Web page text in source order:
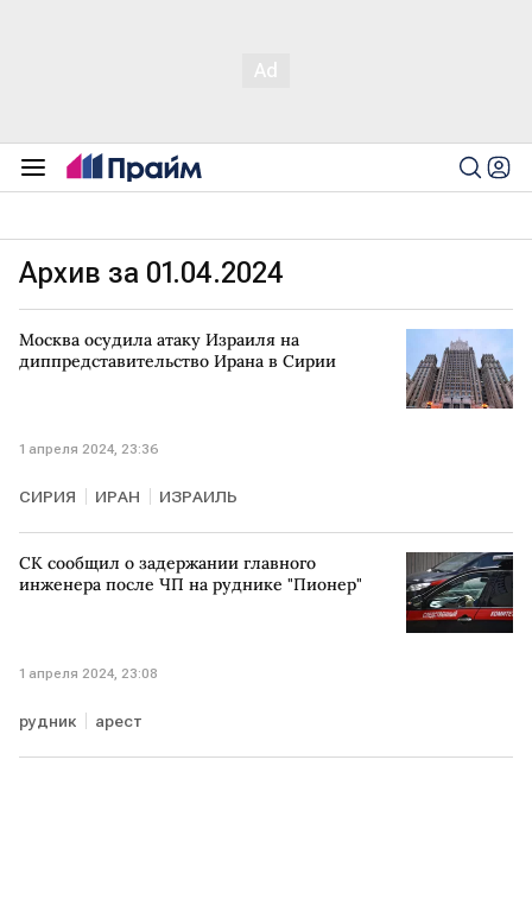
Архив за 01.04.2024
Москва осудила атаку Израиля на
диппредставительство Ирана в Сирии
1 апреля 2024, 23:36
СИРИЯ ИРАН ИЗРАИЛЬ
СК сообщил о задержании главного
инженера после ЧП на руднике "Пионер"
1 апреля 2024, 23:08
рудник арест